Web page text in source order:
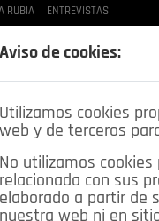
RUBIA ENTREVISTAS
Aviso de cookies:
Utilizamos cookies
web y de terceros
No utilizamos
relacionada con sus
elaborado a partir de
nuestra web ni en